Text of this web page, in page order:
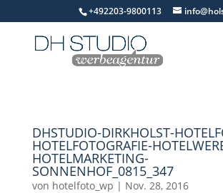
+492203-9800113
DHSTUDIO-DIRKHOLST-
HOTELFOTOGRAFIE-
HOTELMARKETING-
SONNENHOF_0815_347
von hotelfoto_wp | Nov. 28, 2016